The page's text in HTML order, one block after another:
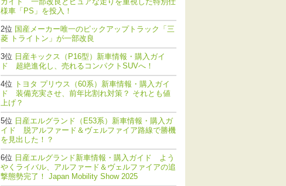
様車「PS」を投入！
国産メーカー唯一のピックアップトラック「三
菱 トライトン」が一部改良
日産キックス（P16型）新車情報・購入ガイ
ド 超絶進化し、売れるコンパクトSUVへ！
トヨタ プリウス（60系）新車情報・購入ガイ
ド 装備充実させ、前年比割れ対策？ それとも値
上げ？
日産エルグランド（E53系）新車情報・購入ガ
イド 脱アルファード＆ヴェルファイア路線で勝機
を見出した！？
日産エルグランド新車情報・購入ガイド よう
やくライバル、アルファード＆ヴェルファイアの追
撃態勢完了！ Japan Mobility Show 2025